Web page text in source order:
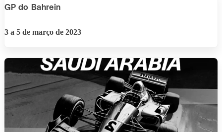
GP do Bahrein
3 a 5 de março de 2023